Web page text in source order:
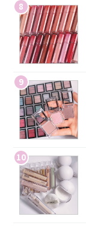
8
9
10